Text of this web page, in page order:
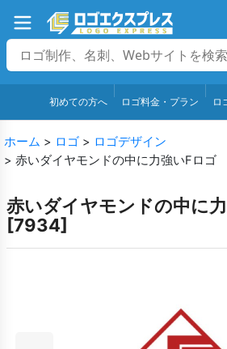
初めての方へ ロゴ料金・プラン ロ
ホーム > ロゴ > ロゴデザイン
> 赤いダイヤモンドの中に力強いFロゴ
赤いダイヤモンドの中に
[7934]